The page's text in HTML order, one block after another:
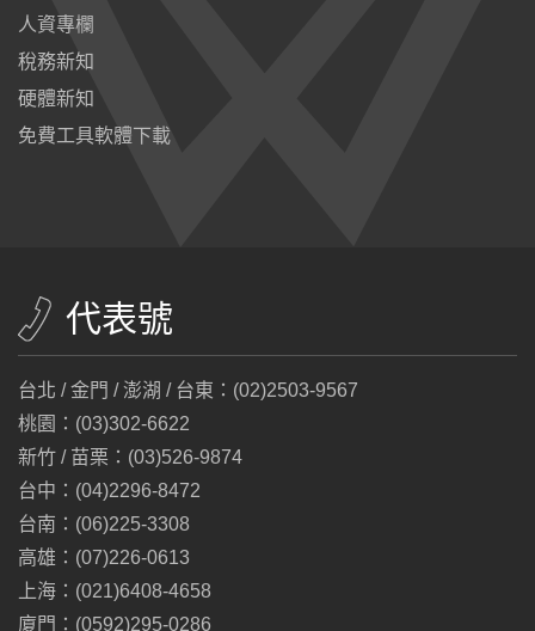
人資專欄
稅務新知
硬體新知
免費工具軟體下載
代表號
台北 / 金門 / 澎湖 / 台東：(02)2503-9567
桃園：(03)302-6622
新竹 / 苗栗：(03)526-9874
台中：(04)2296-8472
台南：(06)225-3308
高雄：(07)226-0613
上海：(021)6408-4658
廈門：(0592)295-0286